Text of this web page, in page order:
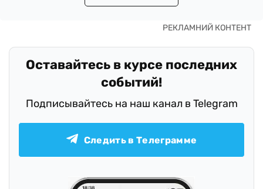
Оставайтесь в курсе последних
событий!
Подписывайтесь на наш канал в Telegram
Следить в Телеграмме